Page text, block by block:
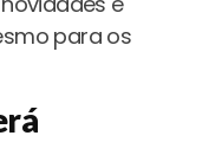
para os